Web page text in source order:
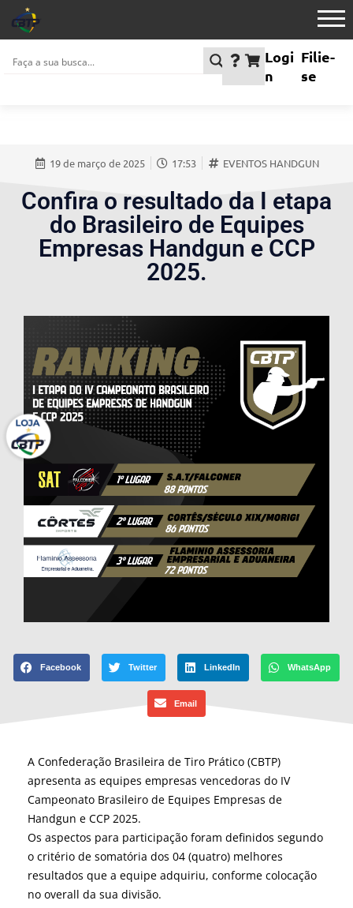
Logi
n
Filie-
se
19 de março de 2025 17:53 EVENTOS HANDGUN
Confira o resultado da I etapa
do Brasileiro de Equipes
Empresas Handgun e CCP
2025.
Facebook Twitter LinkedIn WhatsApp
Email
A Confederação Brasileira de Tiro Prático (CBTP)
apresenta as equipes empresas vencedoras do IV
Campeonato Brasileiro de Equipes Empresas de
Handgun e CCP 2025.
Os aspectos para participação foram definidos segundo
o critério de somatória dos 04 (quatro) melhores
resultados que a equipe adquiriu, conforme colocação
no overall da sua divisão.